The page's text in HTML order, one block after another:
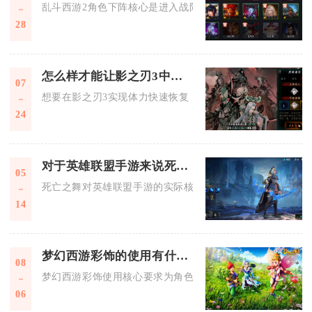
28
乱斗西游2角色下阵核心是进入战阵界面，选中目标英雄执
07
24
怎么样才能让影之刃3中体力恢复更加迅速
想要在影之刃3实现体力快速恢复，核心思路是规避体力上
05
14
对于英雄联盟手游来说死亡之舞有何实际效果
死亡之舞对英雄联盟手游的实际核心效果是为承受高额伤害
08
06
梦幻西游彩饰的使用有什么要求
梦幻西游彩饰使用核心要求为角色等级≥30级、成就点达标